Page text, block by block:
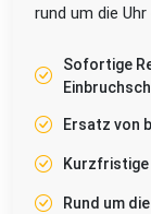
rund um die Uhr
Sofortige
Ersatz von
Kurzfristige
Rund um